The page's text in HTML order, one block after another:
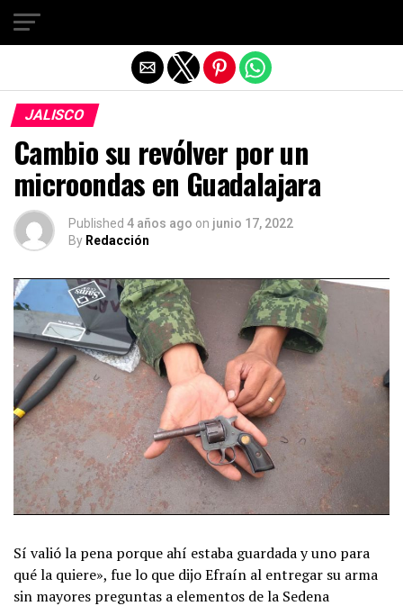
JALISCO
Cambio su revólver por un
microondas en Guadalajara
Published 4 años ago on junio 17, 2022
By Redacción
Sí valió la pena porque ahí estaba guardada y uno para
qué la quiere», fue lo que dijo Efraín al entregar su arma
sin mayores preguntas a elementos de la Sedena